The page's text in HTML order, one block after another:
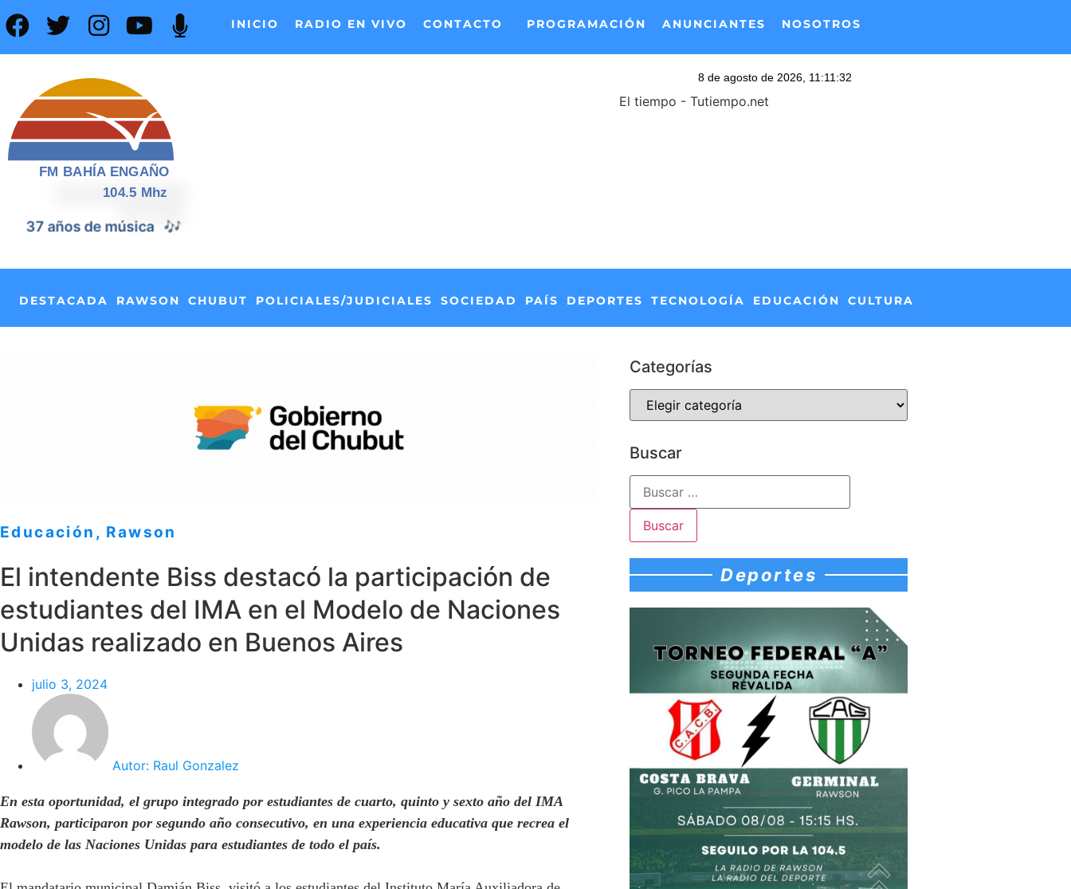
INICIO RADIO EN VIVO CONTACTO PROGRAMACIÓN ANUNCIANTES NOSOTROS
FM BAHÍA ENGAÑO
104.5 Mhz
37 años de noticias 📰
El tiempo - Tutiempo.net
DESTACADA RAWSON CHUBUT POLICIALES/JUDICIALES SOCIEDAD PAÍS DEPORTES TECNOLOGÍA EDUCACIÓN CULTURA
Educación , Rawson
El intendente Biss destacó la participación de
estudiantes del IMA en el Modelo de Naciones
Unidas realizado en Buenos Aires
julio 3, 2024
Autor: Raul Gonzalez
En esta oportunidad, el grupo integrado por estudiantes de cuarto, quinto y sexto año del IMA
Rawson, participaron por segundo año consecutivo, en una experiencia educativa que recrea el
modelo de las Naciones Unidas para estudiantes de todo el país.
Categorías
Buscar
Deportes